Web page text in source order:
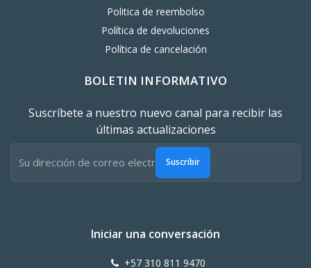
Politica de reembolso
Política de devoluciones
Política de cancelación
BOLETIN INFORMATIVO
Suscríbete a nuestro nuevo canal para recibir las
últimas actualizaciones
Suscribir
Iniciar una conversación
+57 310 811 9470